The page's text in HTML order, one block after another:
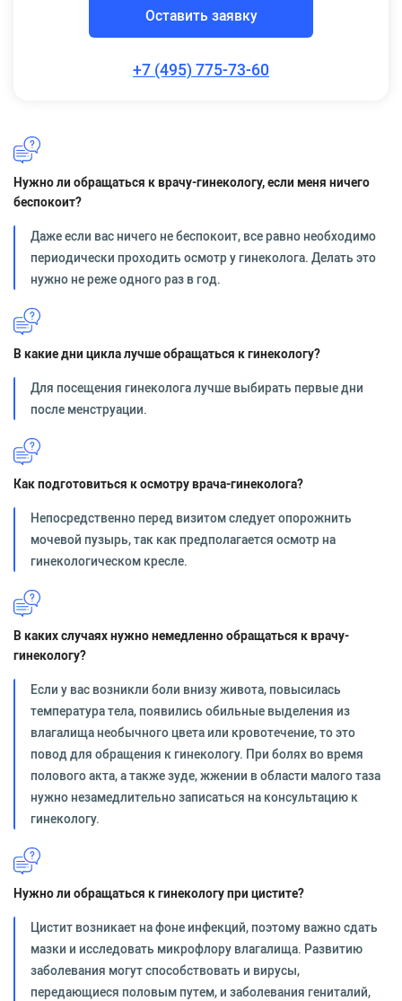
Оставить заявку
+7 (495) 775-73-60
Нужно ли обращаться к врачу-гинекологу, если меня ничего
беспокоит?
Даже если вас ничего не беспокоит, все равно необходимо
периодически проходить осмотр у гинеколога. Делать это
нужно не реже одного раз в год.
В какие дни цикла лучше обращаться к гинекологу?
Для посещения гинеколога лучше выбирать первые дни
после менструации.
Как подготовиться к осмотру врача-гинеколога?
Непосредственно перед визитом следует опорожнить
мочевой пузырь, так как предполагается осмотр на
гинекологическом кресле.
В каких случаях нужно немедленно обращаться к врачу-
гинекологу?
Если у вас возникли боли внизу живота, повысилась
температура тела, появились обильные выделения из
влагалища необычного цвета или кровотечение, то это
повод для обращения к гинекологу. При болях во время
полового акта, а также зуде, жжении в области малого таза
нужно незамедлительно записаться на консультацию к
гинекологу.
Нужно ли обращаться к гинекологу при цистите?
Цистит возникает на фоне инфекций, поэтому важно сдать
мазки и исследовать микрофлору влагалища. Развитию
заболевания могут способствовать и вирусы,
передающиеся половым путем, и заболевания гениталий,